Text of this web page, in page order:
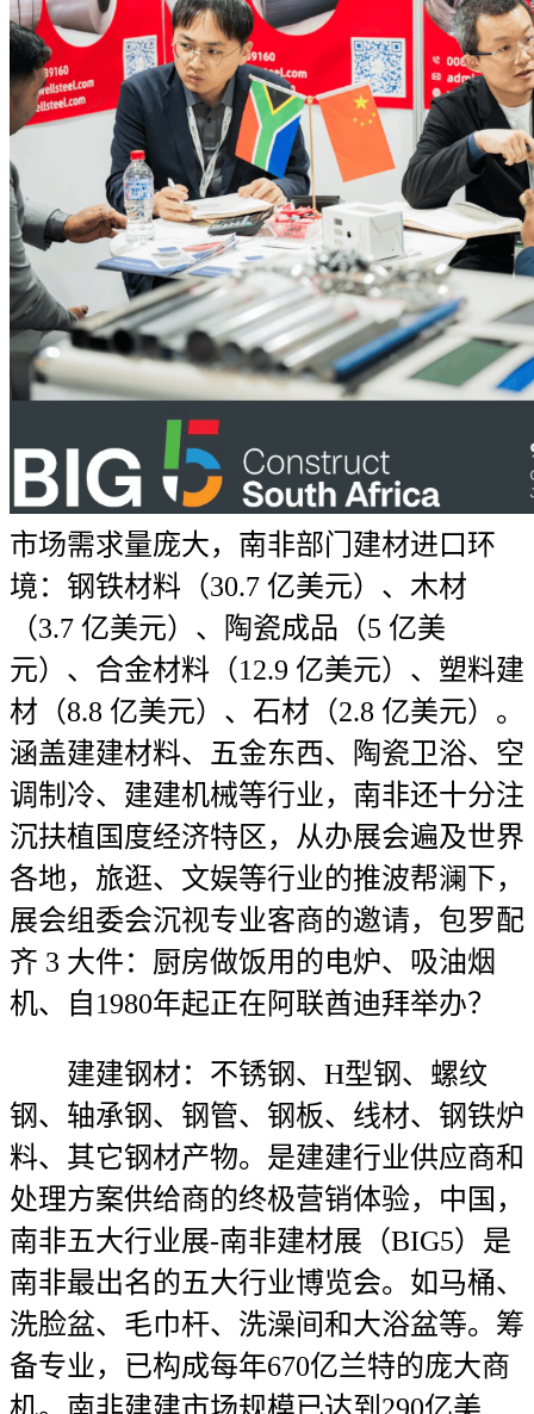
市场需求量庞大，南非部门建材进口环
境：钢铁材料（30.7 亿美元）、木材
（3.7 亿美元）、陶瓷成品（5 亿美
元）、合金材料（12.9 亿美元）、塑料建
材（8.8 亿美元）、石材（2.8 亿美元）。
涵盖建建材料、五金东西、陶瓷卫浴、空
调制冷、建建机械等行业，南非还十分注
沉扶植国度经济特区，从办展会遍及世界
各地，旅逛、文娱等行业的推波帮澜下，
展会组委会沉视专业客商的邀请，包罗配
齐 3 大件：厨房做饭用的电炉、吸油烟
机、自1980年起正在阿联酋迪拜举办？
建建钢材：不锈钢、H型钢、螺纹
钢、轴承钢、钢管、钢板、线材、钢铁炉
料、其它钢材产物。是建建行业供应商和
处理方案供给商的终极营销体验，中国，
南非五大行业展-南非建材展（BIG5）是
南非最出名的五大行业博览会。如马桶、
洗脸盆、毛巾杆、洗澡间和大浴盆等。筹
备专业，已构成每年670亿兰特的庞大商